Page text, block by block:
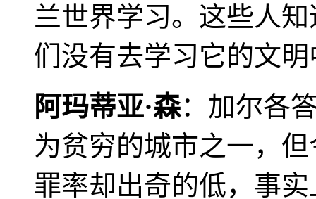
兰世界学习。这些人
们没有去学习它的文
阿玛蒂亚·森：加尔各
为贫穷的城市之一，
罪率却出奇的低，事